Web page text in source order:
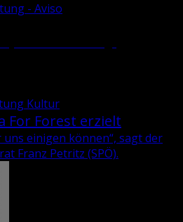
- Aviso
Kultur
For Forest erzielt
ei­ni­gen kön­nen“, sagt der
Franz Pe­tritz (SPÖ).